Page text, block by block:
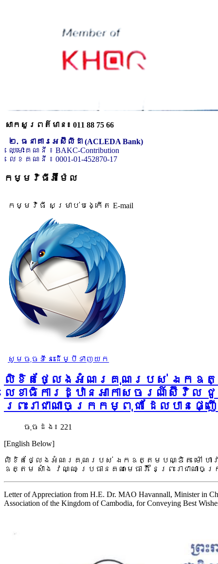
សាកសួរពត៌មាន៖ 011 88 75 66
២. ធនាគារអេស៊ីលីដា (ACLEDA Bank)
ឈ្មោះគណនី ៖ BAKC-Contribution
លេខគណនី ៖ 0001-01-452870-17
កម្មវិធីអ៊ីម៉ែល
កម្មវិធី សម្រាប់បង្កើត E-mail
សូមចុចទីនេះដើម្បីទាញយក
លិខិតថ្លែងអំណរគុណរបស់ ឯកឧ
លេខាធិការដ្ឋានអាកាសចរណ៍ស៊ីវិល
ព្រះរាជាណាចក្រកម្ពុជា ដែលប
ចុច​ដង៖ 221
[English Below]
លិខិតថ្លែងអំណរគុណរបស់ ឯកឧត្តមបណ្ឌិត ម៉ៅ ហាវ
ឧត្តម សាំង វណ្ណៈ ប្រធានគណៈមេធាវី នៃព្រះរាជ
Letter of Appreciation from H.E. Dr. MAO Havannall, Minister in
Association of the Kingdom of Cambodia, for Conveying Best